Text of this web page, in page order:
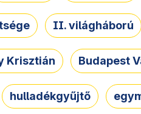
II. világháború
Krisztián Budapest
hulladékgyűjtő